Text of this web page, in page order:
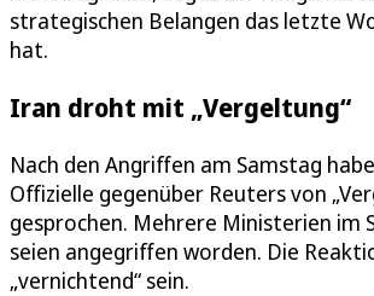
strategischen Belangen das letzte
hat.
Iran droht mit „Vergeltung“
Nach den Angriffen am Samstag
Offizielle gegenüber Reuters von
gesprochen. Mehrere Ministerien im
seien angegriffen worden. Die
„vernichtend“ sein.